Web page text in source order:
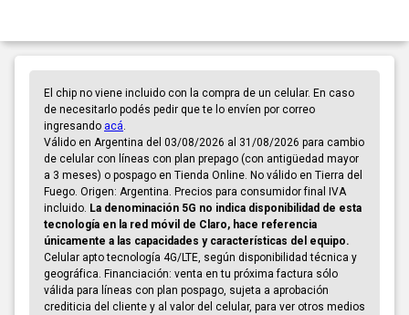
El chip no viene incluido con la compra de un celular. En caso
de necesitarlo podés pedir que te lo envíen por correo
ingresando acá
Válido en Argentina del 03/08/2026 al 31/08/2026 para cambio
de celular con líneas con plan prepago (con antigüedad mayor
a 3 meses) o pospago en Tienda Online. No válido en Tierra del
Fuego. Origen: Argentina. Precios para consumidor final IVA
incluido. La denominación 5G no indica disponibilidad de esta
tecnología en la red móvil de Claro, hace referencia
únicamente a las capacidades y características del equipo.
Celular apto tecnología 4G/LTE, según disponibilidad técnica y
geográfica. Financiación: venta en tu próxima factura sólo
válida para líneas con plan pospago, sujeta a aprobación
crediticia del cliente y al valor del celular, para ver otros medios